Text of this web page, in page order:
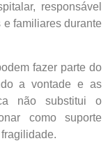
responsável
familiares durante
fazer parte do
a vontade e as
não substitui o
como suporte